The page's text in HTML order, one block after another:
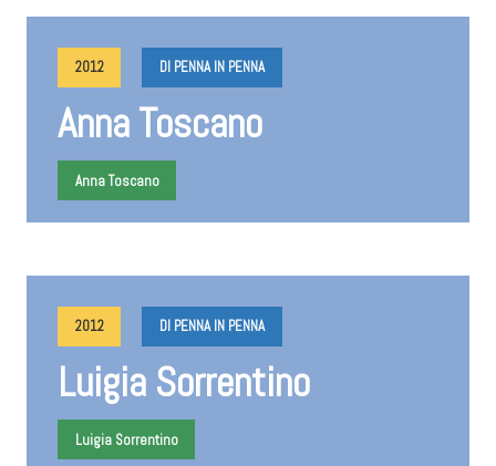
2012 DI PENNA IN PENNA
Anna Toscano
Anna Toscano
2012 DI PENNA IN PENNA
Luigia Sorrentino
Luigia Sorrentino